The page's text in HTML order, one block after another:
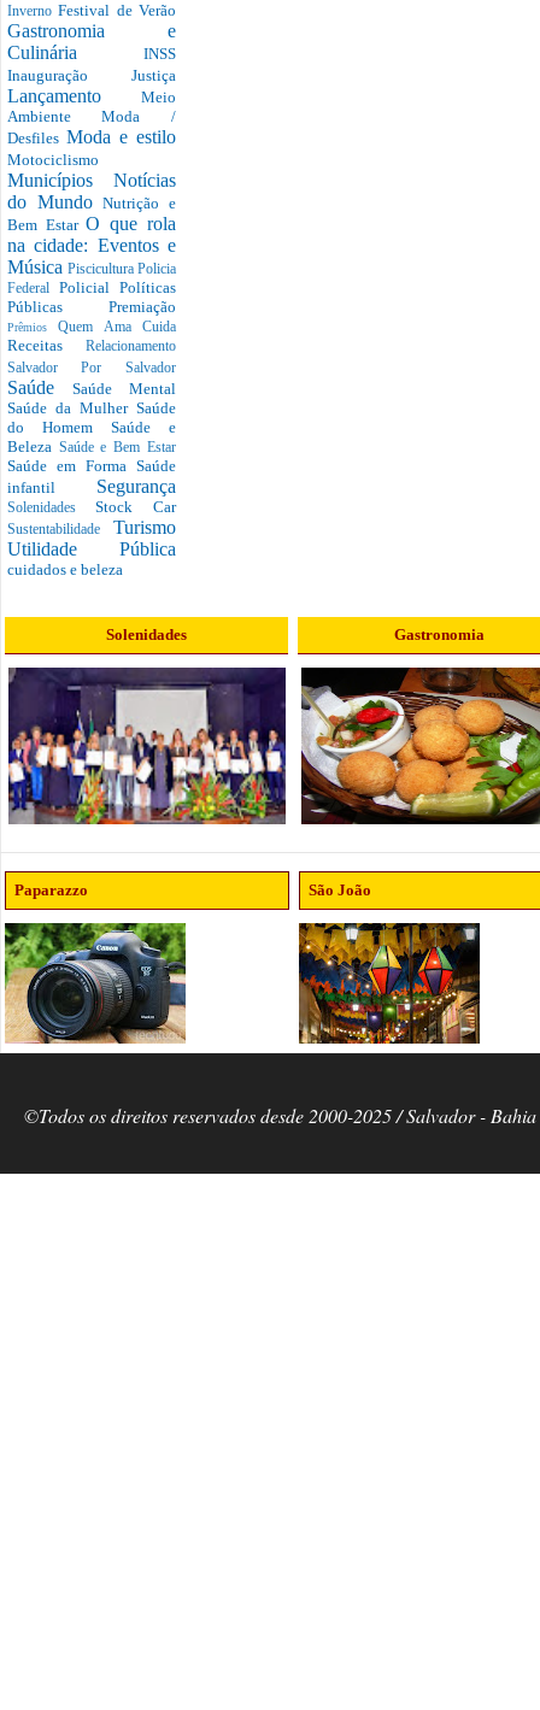
InvernoFestival de Verão
Gastronomia e
Culinária INSS
Inauguração Justiça
Lançamento Meio
AmbienteModa /
Desfiles Moda e estilo
Motociclismo
Municípios Notícias
do MundoNutrição e
Bem EstarO que rola
na cidade: Eventos e
Música Piscicultura Policia
Federal Policial Políticas
Públicas Premiação
PrêmiosQuem Ama Cuida
Receitas Relacionamento
Salvador Por Salvador
Saúde Saúde Mental
Saúde da Mulher Saúde
do Homem Saúde e
Beleza Saúde e Bem Estar
Saúde em Forma Saúde
infantil Segurança
SolenidadesStock Car
Sustentabilidade Turismo
Utilidade Pública
cuidados e beleza
Solenidades Gastronomia
Paparazzo São João
©Todos os direitos reservados desde 2000-2025 / Salvador -